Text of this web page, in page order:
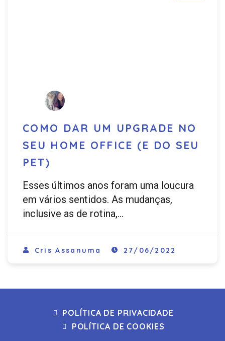
COMO DAR UM UPGRADE NO
SEU HOME OFFICE (E DO SEU
PET)
Esses últimos anos foram uma loucura
em vários sentidos. As mudanças,
inclusive as de rotina,…
Cris Assanuma 27/06/2022
POLÍTICA DE PRIVACIDADE
POLÍTICA DE COOKIES